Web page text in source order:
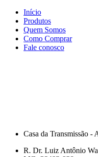
Início
Produtos
Quem Somos
Como Comprar
Fale conosco
Casa da Transmissão -
R. Dr. Luiz Antônio